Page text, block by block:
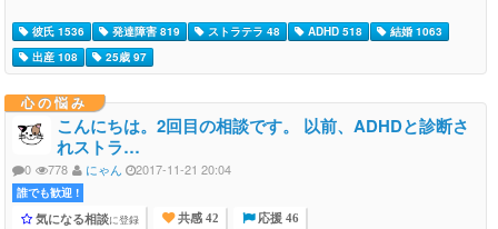
彼氏 1536 発達障害 819 ストラテラ 48 ADHD 518
結婚 1063
出産 108
25歳 97
心の悩み
こんにちは。2回目の相談です。 以前、ADHDと診断さ
れストラ…
0 778 にゃん 2017-11-21 20:04
誰でも歓迎 !
気になる相談に登録 共感 42 応援 46